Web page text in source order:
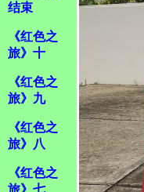
结束
《红色之
旅》十
《红色之
旅》九
《红色之
旅》八
《红色之